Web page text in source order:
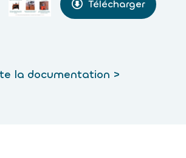
Télécharger
la documentation >